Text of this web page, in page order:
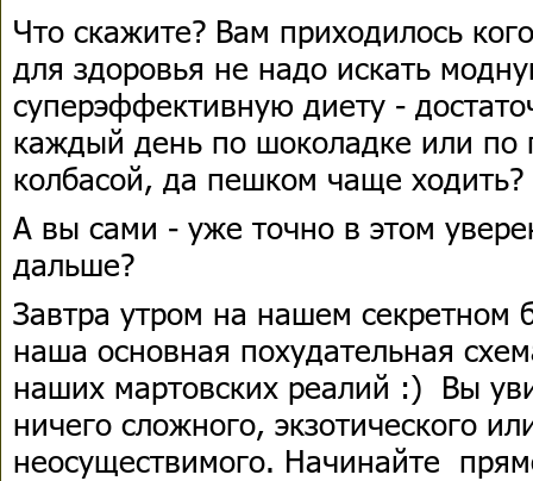
Что скажите? Вам приходилось
для здоровья не надо искать
суперэффективную диету -
каждый день по шоколадке или по
колбасой, да пешком чаще ходить?
А вы сами - уже точно в этом
дальше?
Завтра утром на нашем секретном
наша основная похудательная
наших мартовских реалий :) Вы
ничего сложного, экзотического
неосуществимого. Начинайте